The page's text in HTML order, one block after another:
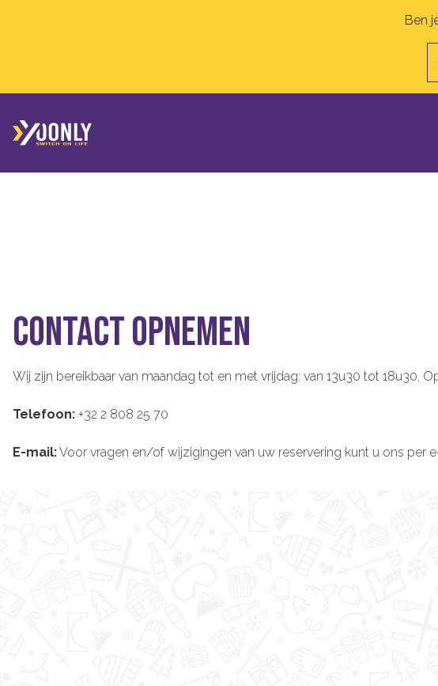
Ben
Contact opnemen
Wij zijn bereikbaar van maandag tot en met vrijdag: van 13u30 tot 18u30.
Telefoon: +32 2 808 25 70
E-mail:Voor vragen en/of wijzigingen van uw reservering kunt u ons per